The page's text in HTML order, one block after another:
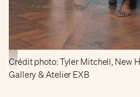
Crédit photo: Tyler Mitchell, New
Gallery & Atelier EXB